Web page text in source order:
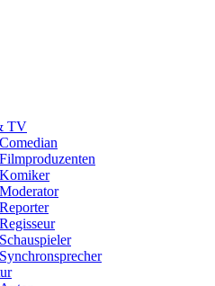
TV
Comedian
Filmproduzenten
Komiker
Moderator
Reporter
Regisseur
Schauspieler
Synchronsprecher